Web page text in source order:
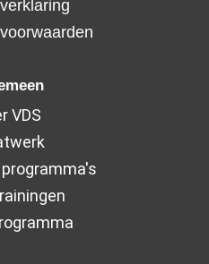
VDS
programma's